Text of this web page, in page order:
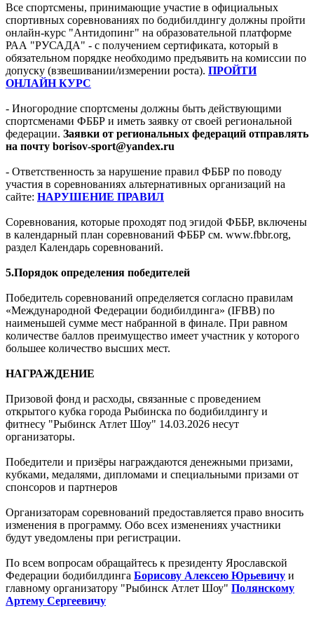
Все спортсмены, принимающие участие в официальных
спортивных соревнованиях по бодибилдингу должны пройти
онлайн-курс "Антидопинг" на образовательной платформе
РАА "РУСАДА" - с получением сертификата, который в
обязательном порядке необходимо предъявить на комиссии по
допуску (взвешивании/измерении роста). ПРОЙТИ
ОНЛАЙН КУРС
- Иногородние спортсмены должны быть действующими
спортсменами ФББР и иметь заявку от своей региональной
федерации. Заявки от региональных федераций отправлять
на почту borisov-sport@yandex.ru
- Ответственность за нарушение правил ФББР по поводу
участия в соревнованиях альтернативных организаций на
сайте: НАРУШЕНИЕ ПРАВИЛ
Соревнования, которые проходят под эгидой ФББР, включены
в календарный план соревнований ФББР см. www.fbbr.org,
раздел Календарь соревнований.
5.Порядок определения победителей
Победитель соревнований определяется согласно правилам
«Международной Федерации бодибилдинга» (IFBB) по
наименьшей сумме мест набранной в финале. При равном
количестве баллов преимущество имеет участник у которого
большее количество высших мест.
НАГРАЖДЕНИЕ
Призовой фонд и расходы, связанные с проведением
открытого кубка города Рыбинска по бодибилдингу и
фитнесу "Рыбинск Атлет Шоу" 14.03.2026 несут
организаторы.
Победители и призёры награждаются денежными призами,
кубками, медалями, дипломами и специальными призами от
спонсоров и партнеров
Организаторам соревнований предоставляется право вносить
изменения в программу. Обо всех изменениях участники
будут уведомлены при регистрации.
По всем вопросам обращайтесь к президенту Ярославской
Федерации бодибилдинга Борисову Алексею Юрьевичу и
главному организатору "Рыбинск Атлет Шоу" Полянскому
Артему Сергеевичу